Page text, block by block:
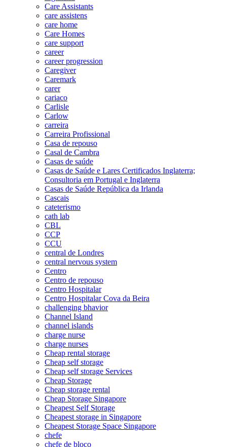
Care Assistants
care assistens
care home
Care Homes
care support
career
career progression
Caregiver
Caremark
carer
cariaco
Carlisle
Carlow
carreira
Carreira Profissional
Casa de repouso
Casal de Cambra
Casas de saúde
Casas de Saúde e Lares Certificados Inglaterra;
Consultoria em Portugal e Inglaterra
Casas de Saúde República da Irlanda
Cascais
cateterismo
cath lab
CBL
CCP
CCU
central de Londres
central nervous system
Centro
Centro de repouso
Centro Hospitalar
Centro Hospitalar Cova da Beira
challenging bhavior
Channel Island
channel islands
charge nurse
charge nurses
Cheap rental storage
Cheap self storage
Cheap self storage Services
Cheap Storage
Cheap storage rental
Cheap Storage Singapore
Cheapest Self Storage
Cheapest storage in Singapore
Cheapest Storage Space Singapore
chefe
chefe de bloco